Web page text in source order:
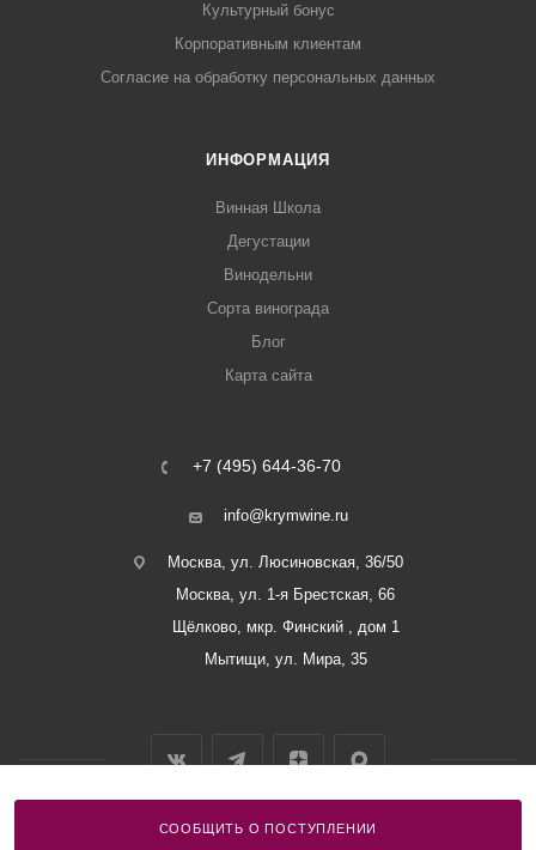
СООБЩИТЬ О ПОСТУПЛЕНИИ
Культурный бонус
Корпоративным клиентам
Согласие на обработку персональных данных
ИНФОРМАЦИЯ
Винная Школа
Дегустации
Винодельни
Сорта винограда
Блог
Карта сайта
+7 (495) 644-36-70
info@krymwine.ru
Москва, ул. Люсиновская, 36/50
Москва, ул. 1-я Брестская, 66
Щёлково, мкр. Финский , дом 1
Мытищи, ул. Мира, 35